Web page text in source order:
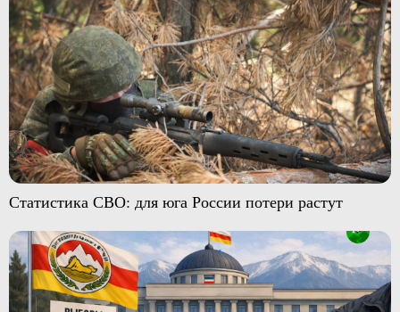
Статистика СВО: для юга России потери растут